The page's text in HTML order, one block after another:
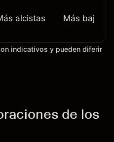
alcistas Más bajistas
indicativos y pueden diferir
de los